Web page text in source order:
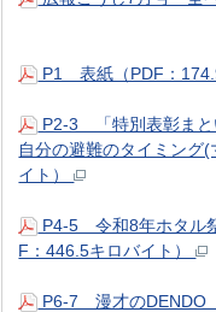
P1 表紙（PDF：
P2-3 「特別表彰ま
自分の避難のタイミング
イト）
P4-5 令和8年ホタル
F：446.5キロバイト）
P6-7 漫才のDENDO